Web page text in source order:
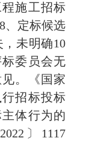
施工招标
、定标候选
未明确10
委员会无
。《国家
招标投标
体行为的
〕1117